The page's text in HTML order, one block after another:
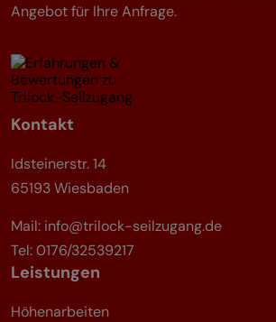
Angebot für Ihre Anfrage.
Kontakt
Idsteinerstr. 14
65193 Wiesbaden
Mail: info@trilock-seilzugang.de
Tel:0176/32539217
Leistungen
Höhenarbeiten